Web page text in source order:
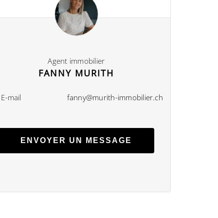
Agent immobilier
FANNY MURITH
mail fanny@murith-immobilier.ch
ENVOYER UN MESSAGE